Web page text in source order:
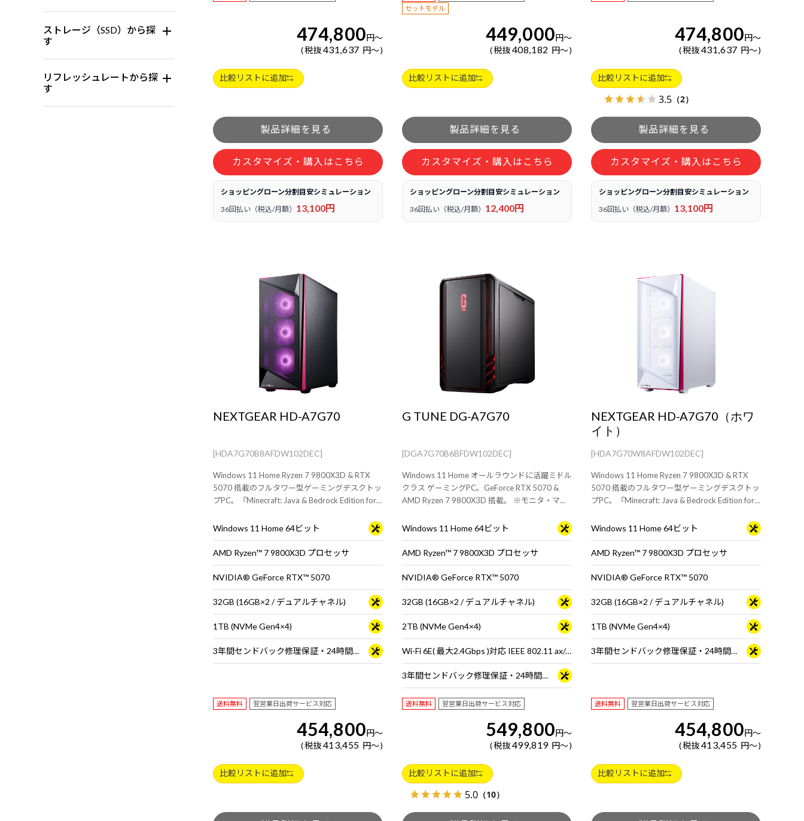
ストレージ（SSD）から探
す
リフレッシュレートから探
す
474,800円～
税抜 431,637 円～
比較リストに追加
カスタマイズ・購入はこちら
ショッピングローン分割目安シミュレーション
36回払い（税込/月額） 13,100円
セットモデル
449,000円～
税抜 408,182 円～
比較リストに追加
カスタマイズ・購入はこちら
ショッピングローン分割目安シミュレーション
36回払い（税込/月額） 12,400円
474,800円～
税抜 431,637 円～
比較リストに追加
3.5 （2）
カスタマイズ・購入はこちら
ショッピングローン分割目安シミュレーション
36回払い（税込/月額） 13,100円
NEXTGEAR HD-A7G70
[HDA7G70B8AFDW102DEC]
Windows 11 Home Ryzen 7 9800X3D & RTX
5070 搭載のフルタワー型ゲーミングデスクトッ
プPC。『Minecraft: Java & Bedrock Edition for
売りです。
Windows 11 Home 64ビット
AMD Ryzen™ 7 9800X3D プロセッサ
NVIDIA® GeForce RTX™ 5070
32GB (16GB×2 / デュアルチャネル)
1TB (NVMe Gen4×4)
3年間センドバック修理保証・24時間×365日電話サポート
送料無料 翌営業日出荷サービス対応
454,800円～
税抜 413,455 円～
比較リストに追加
G TUNE DG-A7G70
[DGA7G70B6BFDW102DEC]
Windows 11 Home オールラウンドに活躍ミドル
クラス ゲーミングPC。GeForce RTX 5070 &
AMD Ryzen 7 9800X3D 搭載。 ※モニタ・マウ
Windows 11 Home 64ビット
AMD Ryzen™ 7 9800X3D プロセッサ
NVIDIA® GeForce RTX™ 5070
32GB (16GB×2 / デュアルチャネル)
2TB (NVMe Gen4×4)
Wi-Fi 6E( 最大2.4Gbps )対応 IEEE 802.11 ax/ac/a/b/g/n準拠 ＋ Bluetooth 5内蔵
3年間センドバック修理保証・24時間×365日電話サポート
送料無料 翌営業日出荷サービス対応
549,800円～
税抜 499,819 円～
比較リストに追加
5.0 （10）
NEXTGEAR HD-A7G70（ホワ
イト）
[HDA7G70W8AFDW102DEC]
Windows 11 Home Ryzen 7 9800X3D & RTX
5070 搭載のフルタワー型ゲーミングデスクトッ
プPC。『Minecraft: Java & Bedrock Edition for
売りです。
Windows 11 Home 64ビット
AMD Ryzen™ 7 9800X3D プロセッサ
NVIDIA® GeForce RTX™ 5070
32GB (16GB×2 / デュアルチャネル)
1TB (NVMe Gen4×4)
3年間センドバック修理保証・24時間×365日電話サポート
送料無料 翌営業日出荷サービス対応
454,800円～
税抜 413,455 円～
比較リストに追加